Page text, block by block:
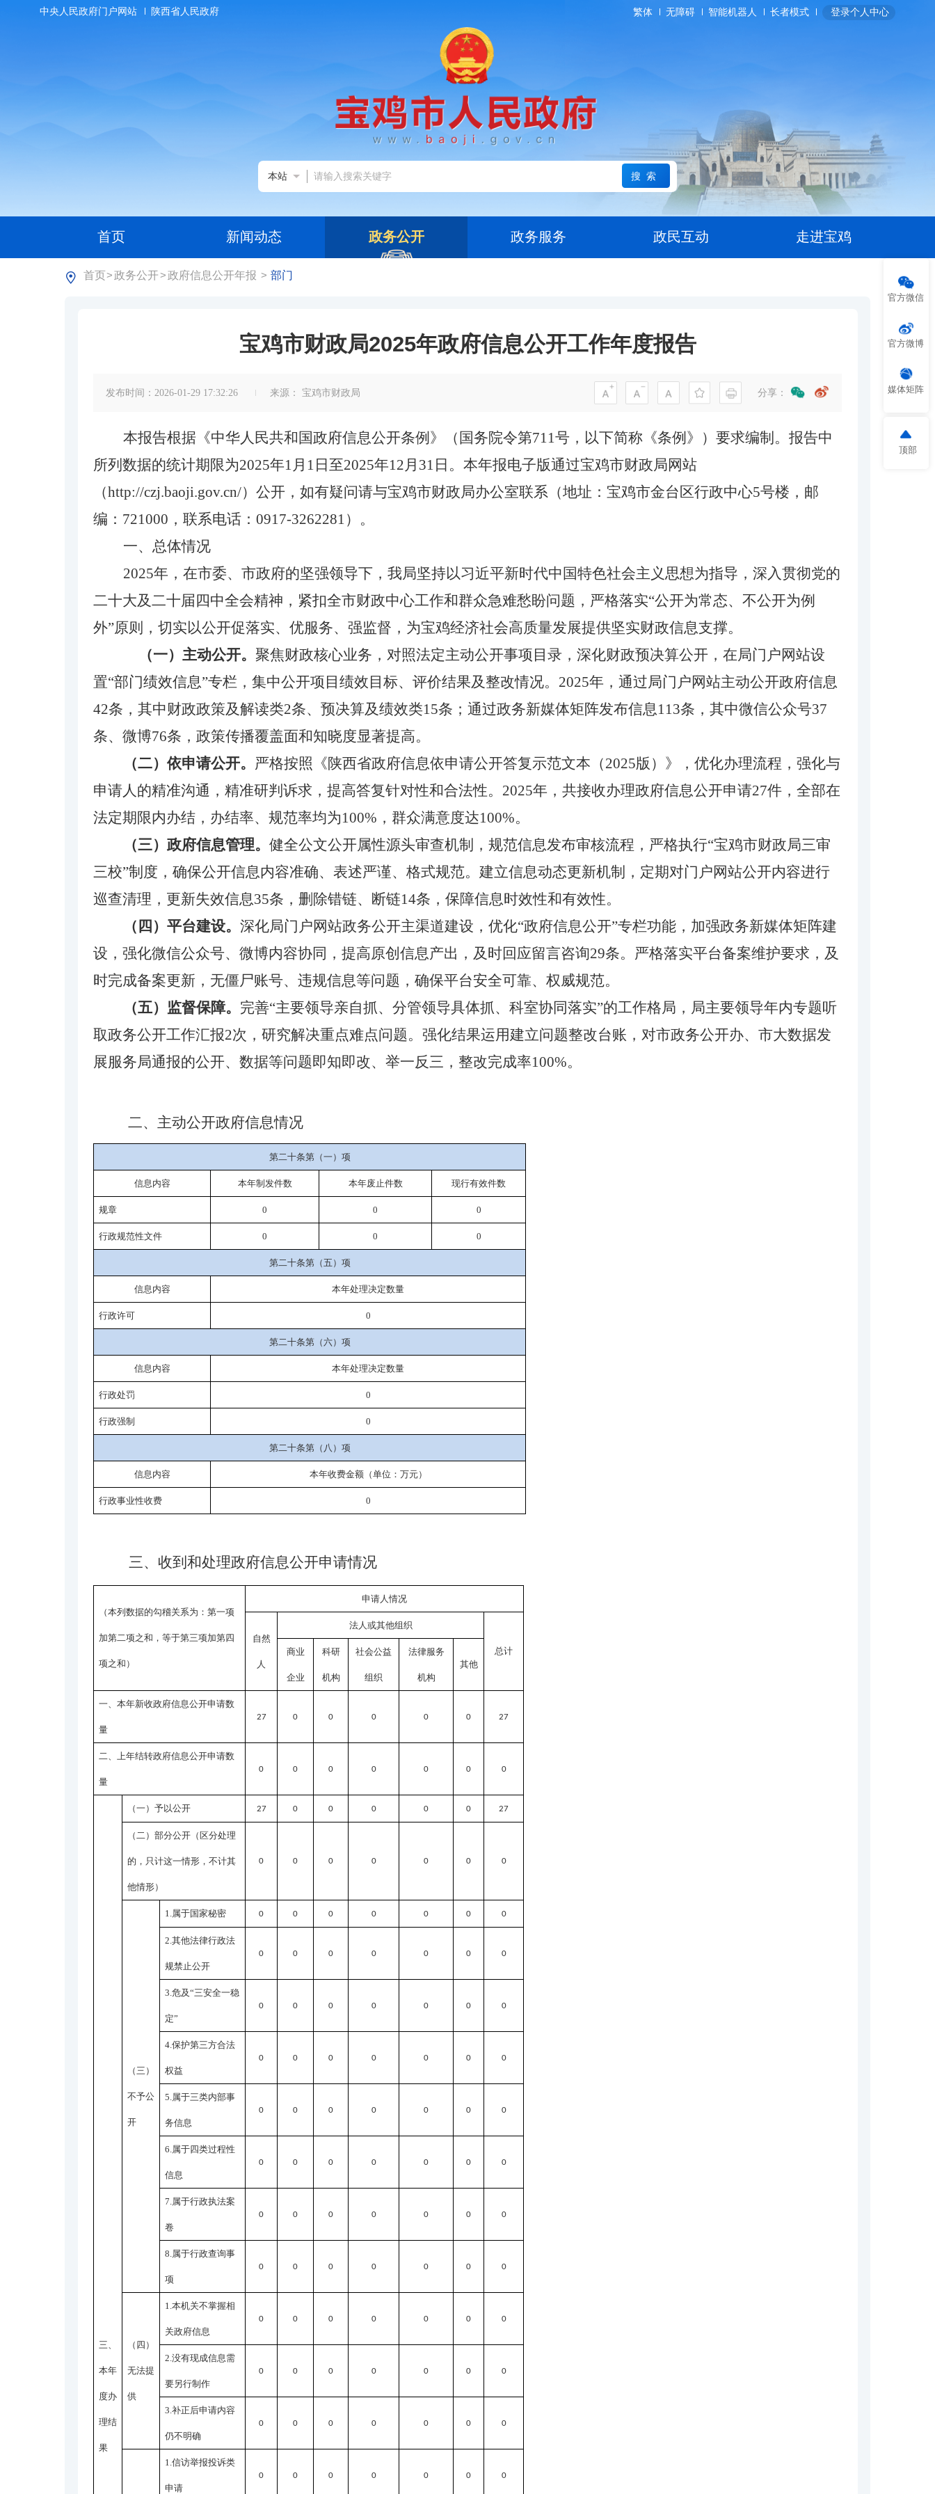
中央人民政府门户网站 陕西省人民政府 繁体 无障碍 智能机器人 长者模式 登录个人中心
本站 搜索
首页 新闻动态 政务公开 政务服务 政民互动 走进宝鸡
官方微信
官方微博
媒体矩阵
顶部
首页>政务公开>政府信息公开年报 > 部门
宝鸡市财政局2025年政府信息公开工作年度报告
发布时间：2026-01-29 17:32:26 来源： 宝鸡市财政局 分享：
本报告根据《中华人民共和国政府信息公开条例》（国务院令第711号，以下简称《条例》）要求编制。报告中
所列数据的统计期限为2025年1月1日至2025年12月31日。本年报电子版通过宝鸡市财政局网站
（http://czj.baoji.gov.cn/）公开，如有疑问请与宝鸡市财政局办公室联系（地址：宝鸡市金台区行政中心5号楼，邮
编：721000，联系电话：0917-3262281）。
一、总体情况
2025年，在市委、市政府的坚强领导下，我局坚持以习近平新时代中国特色社会主义思想为指导，深入贯彻党的
二十大及二十届四中全会精神，紧扣全市财政中心工作和群众急难愁盼问题，严格落实“公开为常态、不公开为例
外”原则，切实以公开促落实、优服务、强监督，为宝鸡经济社会高质量发展提供坚实财政信息支撑。
（一）主动公开。 聚焦财政核心业务，对照法定主动公开事项目录，深化财政预决算公开，在局门户网站设
置“部门绩效信息”专栏，集中公开项目绩效目标、评价结果及整改情况。2025年，通过局门户网站主动公开政府信息
42条，其中财政政策及解读类2条、预决算及绩效类15条；通过政务新媒体矩阵发布信息113条，其中微信公众号37
条、微博76条，政策传播覆盖面和知晓度显著提高。
（二）依申请公开。 严格按照《陕西省政府信息依申请公开答复示范文本（2025版）》，优化办理流程，强化与
申请人的精准沟通，精准研判诉求，提高答复针对性和合法性。2025年，共接收办理政府信息公开申请27件，全部在
法定期限内办结，办结率、规范率均为100%，群众满意度达100%。
（三）政府信息管理。健全公文公开属性源头审查机制，规范信息发布审核流程，严格执行“宝鸡市财政局三审
三校”制度，确保公开信息内容准确、表述严谨、格式规范。建立信息动态更新机制，定期对门户网站公开内容进行
巡查清理，更新失效信息35条，删除错链、断链14条，保障信息时效性和有效性。
（四）平台建设。深化局门户网站政务公开主渠道建设，优化“政府信息公开”专栏功能，加强政务新媒体矩阵建
设，强化微信公众号、微博内容协同，提高原创信息产出，及时回应留言咨询29条。严格落实平台备案维护要求，及
时完成备案更新，无僵尸账号、违规信息等问题，确保平台安全可靠、权威规范。
（五）监督保障。 完善“主要领导亲自抓、分管领导具体抓、科室协同落实”的工作格局，局主要领导年内专题听
取政务公开工作汇报2次，研究解决重点难点问题。强化结果运用建立问题整改台账，对市政务公开办、市大数据发
展服务局通报的公开、数据等问题即知即改、举一反三，整改完成率100%。
二、主动公开政府信息情况
第二十条第（一）项
信息内容 本年制发件数 本年废止件数 现行有效件数
规章 0 0 0
行政规范性文件 0 0 0
第二十条第（五）项
信息内容 本年处理决定数量
行政许可 0
第二十条第（六）项
信息内容 本年处理决定数量
行政处罚 0
行政强制 0
第二十条第（八）项
信息内容 本年收费金额（单位：万元）
行政事业性收费 0
三、收到和处理政府信息公开申请情况
（本列数据的勾稽关系为：第一项
加第二项之和，等于第三项加第四
项之和）
申请人情况
自然
人
法人或其他组织
总计
商业 科研 社会公益
组织
法律服务
机构
其他
企业
机构
一、本年新收政府信息公开申请数
量
27 0 0 0 0 0 27
二、上年结转政府信息公开申请数
量
0 0 0 0 0 0 0
三、
本年
度办
理结
果
（一）予以公开 27 0 0 0 0 0 27
（二）部分公开 （区分处理
的，只计这一情形，不计其
他情形）
0 0 0 0 0 0 0
（三）
不予公
开
1.属于国家秘密 0 0 0 0 0 0 0
2.其他法律行政法
规禁止公开
0 0 0 0 0 0 0
3.危及“三安全一稳
定”
0 0 0 0 0 0 0
4.保护第三方合法
权益
0 0 0 0 0 0 0
5.属于三类内部事
务信息
0 0 0 0 0 0 0
6.属于四类过程性
信息
0 0 0 0 0 0 0
7.属于行政执法案
卷
0 0 0 0 0 0 0
8.属于行政查询事
项
0 0 0 0 0 0 0
（四）
无法提
供
1.本机关不掌握相
关政府信息
0 0 0 0 0 0 0
2.没有现成信息需
要另行制作
0 0 0 0 0 0 0
3.补正后申请内容
仍不明确
0 0 0 0 0 0 0
1.信访举报投诉类
申请
0 0 0 0 0 0 0